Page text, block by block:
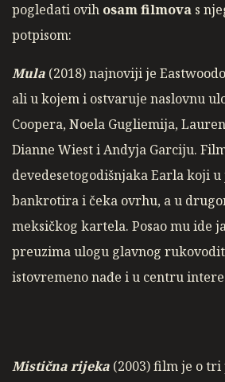
pogledati ovih osam filmova s
potpisom:
Mula (2018) najnoviji je
ali u kojem i ostvaruje naslovnu
Coopera, Noela Gugliemija,
Dianne Wiest i Andyja Garciju.
devedesetogodišnjaka Earla koji
bankrotira i čeka ovrhu, a u
meksičkog kartela. Posao mu ide
preuzima ulogu glavnog
istovremeno nađe i u centru
Mistična rijeka (2003) film je o